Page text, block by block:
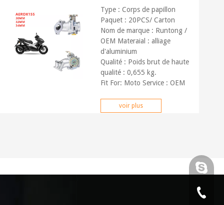
32MM 34MM
Type : Corps de papillon
Paquet : 20PCS/ Carton
Nom de marque : Runtong /
OEM Materaial : alliage
d'aluminium
Qualité : Poids brut de haute
qualité : 0,655 kg.
Fit For: Moto Service : OEM
voir plus
0086-